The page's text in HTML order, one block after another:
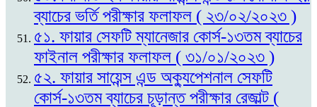
ব্যাচের ভর্তি পরীক্ষার ফলাফল ( ২৩/০২/২০২৩ )
৫১. ফায়ার সেফটি ম্যানেজার কোর্স-১৩তম ব্যাচের
ফাইনাল পরীক্ষার ফলাফল ( ৩১/০১/২০২৩ )
৫২. ফায়ার সায়েন্স এন্ড অক্যুপেশনাল সেফটি
কোর্স-১৩তম ব্যাচের চূড়ান্ত পরীক্ষার রেজাল্ট (